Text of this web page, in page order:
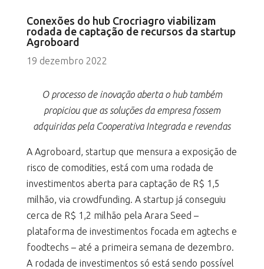
Conexões do hub Crocriagro viabilizam
rodada de captação de recursos da startup
Agroboard
19 dezembro 2022
O processo de inovação aberta o hub também
propiciou que as soluções da empresa fossem
adquiridas pela Cooperativa Integrada e revendas
A Agroboard, startup que mensura a exposição de
risco de comodities, está com uma rodada de
investimentos aberta para captação de R$ 1,5
milhão, via crowdfunding. A startup já conseguiu
cerca de R$ 1,2 milhão pela Arara Seed –
plataforma de investimentos focada em agtechs e
foodtechs – até a primeira semana de dezembro.
A rodada de investimentos só está sendo possível